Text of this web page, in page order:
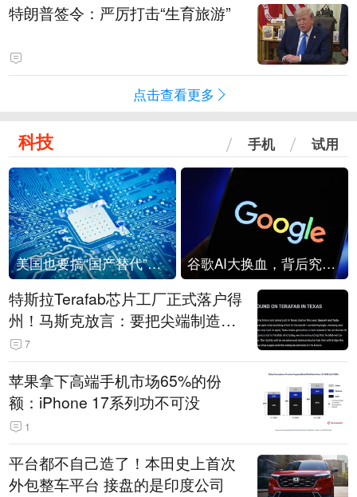
特朗普签令：严厉打击“生育旅游”
点击查看更多
科技 手机 试用
美国也要搞“国产替代”？先算清三笔账 谷歌AI大换血，背后究竟发生了什么？
特斯拉Terafab芯片工厂正式落户得
州！马斯克放言：要把尖端制造带
回美国
7
苹果拿下高端手机市场65%的份
额：iPhone 17系列功不可没
1
平台都不自己造了！本田史上首次
外包整车平台 接盘的是印度公司